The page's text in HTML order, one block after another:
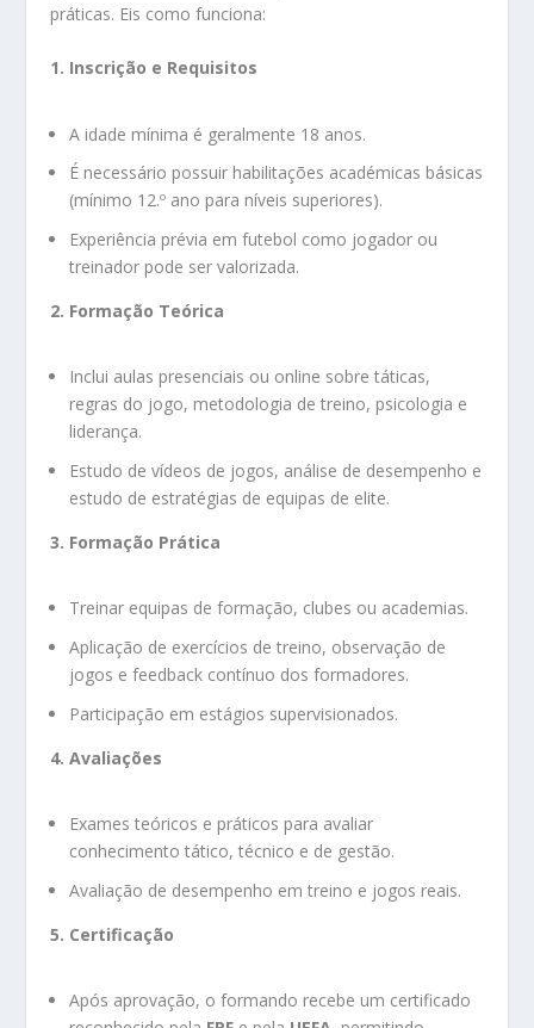
práticas. Eis como funciona:
1. Inscrição e Requisitos
A idade mínima é geralmente 18 anos.
É necessário possuir habilitações académicas básicas
(mínimo 12.º ano para níveis superiores).
Experiência prévia em futebol como jogador ou
treinador pode ser valorizada.
2. Formação Teórica
Inclui aulas presenciais ou online sobre táticas,
regras do jogo, metodologia de treino, psicologia e
liderança.
Estudo de vídeos de jogos, análise de desempenho e
estudo de estratégias de equipas de elite.
3. Formação Prática
Treinar equipas de formação, clubes ou academias.
Aplicação de exercícios de treino, observação de
jogos e feedback contínuo dos formadores.
Participação em estágios supervisionados.
4. Avaliações
Exames teóricos e práticos para avaliar
conhecimento tático, técnico e de gestão.
Avaliação de desempenho em treino e jogos reais.
5. Certificação
Após aprovação, o formando recebe um certificado